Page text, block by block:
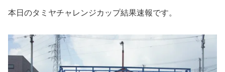
本日のタミヤチャレンジカップ結果速報です。